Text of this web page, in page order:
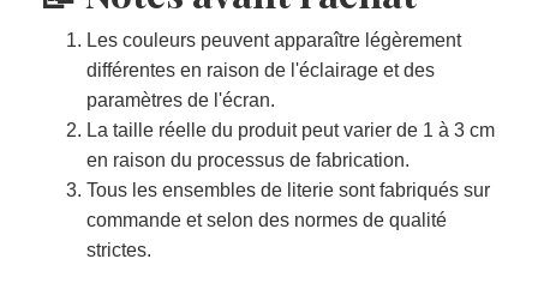
Les couleurs peuvent apparaître légèrement
différentes en raison de l'éclairage et des
paramètres de l'écran.
La taille réelle du produit peut varier de 1 à 3 cm
en raison du processus de fabrication.
Tous les ensembles de literie sont fabriqués sur
commande et selon des normes de qualité
strictes.